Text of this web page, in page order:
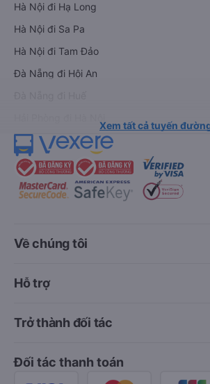
Hà Nội đi Hạ Long
Hà Nội đi Sa Pa
Hà Nội đi Tam Đảo
Đà Nẵng đi Hội An
Xem tất cả tuyến
Về chúng tôi
Hỗ trợ
Trở thành đối tác
Đối tác thanh toán